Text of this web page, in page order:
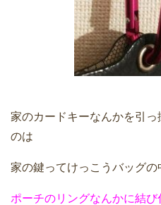
家のカードキーなんかを引
のは
家の鍵ってけっこうバッグの
ポーチのリングなんかに結